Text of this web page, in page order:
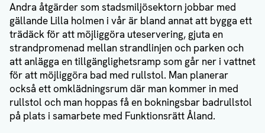
Andra åtgärder som stadsmiljösektorn jobbar med
gällande Lilla holmen i vår är bland annat att bygga ett
trädäck för att möjliggöra uteservering, gjuta en
strandpromenad mellan strandlinjen och parken och
att anlägga en tillgänglighetsramp som går ner i vattnet
för att möjliggöra bad med rullstol. Man planerar
också ett omklädningsrum där man kommer in med
rullstol och man hoppas få en bokningsbar badrullstol
på plats i samarbete med Funktionsrätt Åland.